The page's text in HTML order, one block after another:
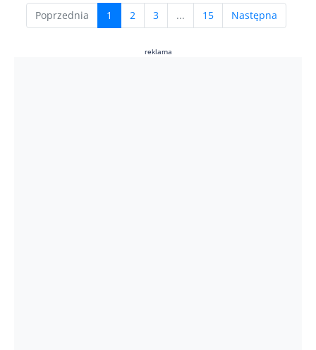
Poprzednia 1 (current)
2 3 ... 15 Następna
reklama